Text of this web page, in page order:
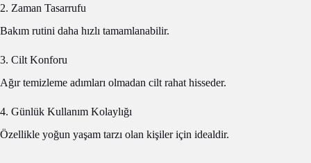
2. Zaman Tasarrufu
Bakım rutini daha hızlı tamamlanabilir.
3. Cilt Konforu
Ağır temizleme adımları olmadan cilt rahat hisseder.
4. Günlük Kullanım Kolaylığı
Özellikle yoğun yaşam tarzı olan kişiler için idealdir.